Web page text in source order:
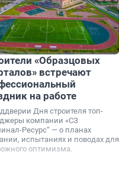
«Образцовых
встречают
на работе
Дня строителя топ-
компании «СЗ
Ресурс“ — о планах
испытаниях и поводах для
оптимизма.